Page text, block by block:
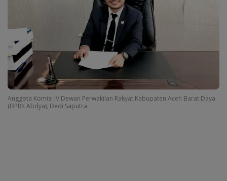
Anggota Komisi IV Dewan Perwakilan Rakyat Kabupaten Aceh Barat Daya
(DPRK Abdya), Dedi Saputra